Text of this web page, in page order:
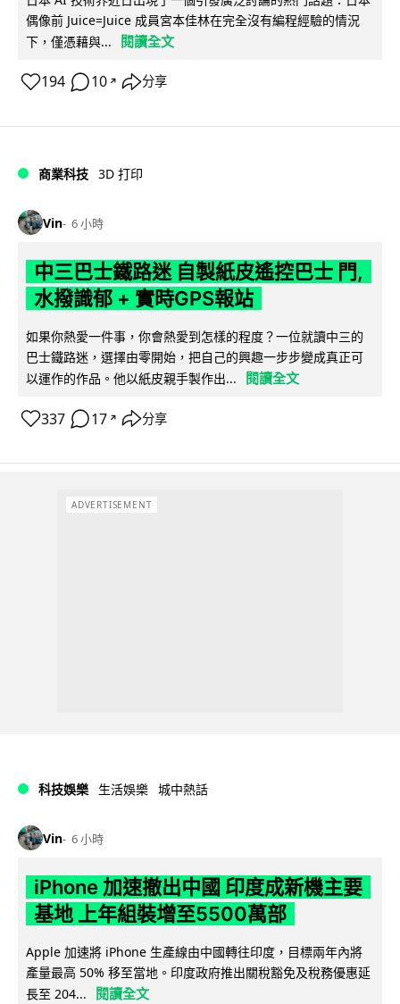
偶像前 Juice=Juice 成員宮本佳林在完全沒有編程經驗的情況
下，僅憑藉與...
閱讀全文
194 10 ↗ 分享
商業科技 3D 打印
Vin 6 小時
中三巴士鐵路迷 自製紙皮遙控巴士 門,
水撥識郁 + 實時GPS報站
如果你熱愛一件事，你會熱愛到怎樣的程度？一位就讀中三的
巴士鐵路迷，選擇由零開始，把自己的興趣一步步變成真正可
以運作的作品。他以紙皮親手製作出...
閱讀全文
337 17 ↗ 分享
ADVERTISEMENT
科技娛樂 生活娛樂 城中熱話
Vin 6 小時
iPhone 加速撤出中國 印度成新機主要
基地 上年組裝增至5500萬部
Apple 加速將 iPhone 生產線由中國轉往印度，目標兩年內將
產量最高 50% 移至當地。印度政府推出關稅豁免及稅務優惠延
長至 204...
閱讀全文